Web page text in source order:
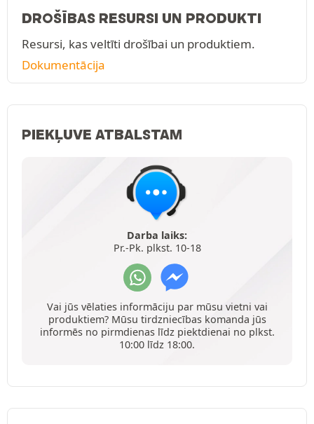
DROŠĪBAS RESURSI UN PRODUKTI
Resursi, kas veltīti drošībai un produktiem.
Dokumentācija
PIEKĻUVE ATBALSTAM
Darba laiks:
Pr.-Pk. plkst. 10-18
Vai jūs vēlaties informāciju par mūsu vietni vai
produktiem? Mūsu tirdzniecības komanda jūs
informēs no pirmdienas līdz piektdienai no plkst.
10:00 līdz 18:00.